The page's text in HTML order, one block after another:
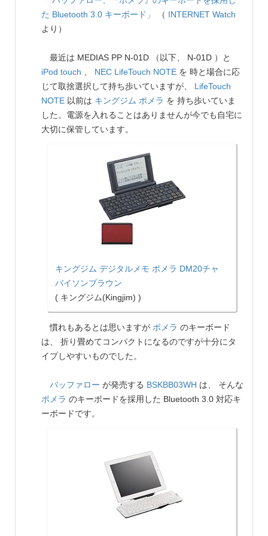
た Bluetooth 3.0 キーボード」
（ INTERNET Watch
より）
最近は MEDIAS PP N-01D （以下、 N-01D ）と
iPod touch 、 NEC LifeTouch NOTE を 時と場合に応
じて取捨選択して持ち歩いていますが、 LifeTouch
NOTE 以前は キングジム ポメラ を 持ち歩いていま
した。電源を入れることはありませんが今でも自宅に
大切に保管しています。
キングジム デジタルメモ ポメラ DM20チャ
バイソンブラウン
( キングジム(Kingjim) )
慣れもあるとは思いますが ポメラ のキーボード
は、 折り畳めてコンパクトになるのですが十分にタ
イプしやすいものでした。
バッファロー が発売する BSKBB03WH は、 そんな
ポメラ のキーボードを採用した Bluetooth 3.0 対応キ
ーボードです。